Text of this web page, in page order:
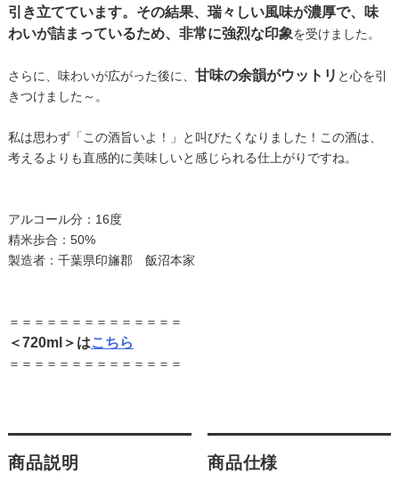
引き立てています。その結果、瑞々しい風味が濃厚で、味
わいが詰まっているため、非常に強烈な印象を受けました。
さらに、味わいが広がった後に、 甘味の余韻がウットリ と心を引
きつけました～。
私は思わず「この酒旨いよ！」と叫びたくなりました！この酒は、
考えるよりも直感的に美味しいと感じられる仕上がりですね。
アルコール分：16度
精米歩合：50%
製造者：千葉県印旛郡 飯沼本家
＝＝＝＝＝＝＝＝＝＝＝＝＝＝
＜720ml＞はこちら
＝＝＝＝＝＝＝＝＝＝＝＝＝＝
商品説明 商品仕様